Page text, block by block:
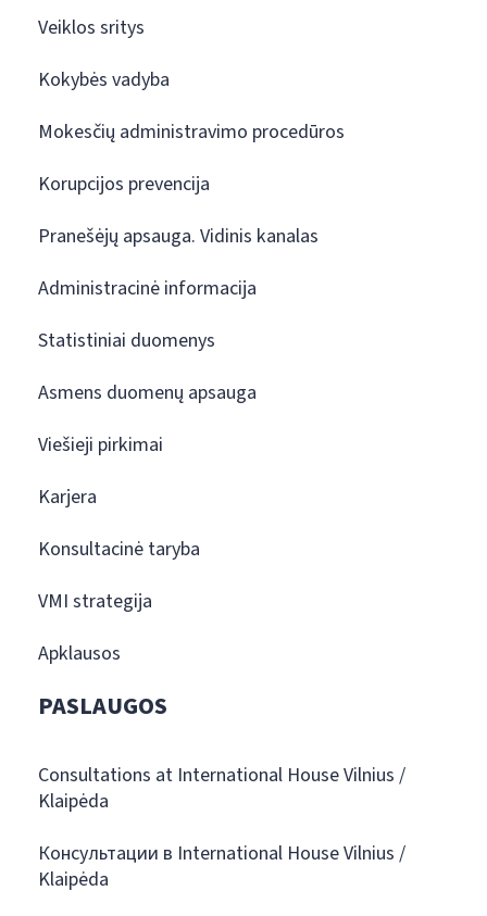
Veiklos sritys
Kokybės vadyba
Mokesčių administravimo procedūros
Korupcijos prevencija
Pranešėjų apsauga. Vidinis kanalas
Administracinė informacija
Statistiniai duomenys
Asmens duomenų apsauga
Viešieji pirkimai
Karjera
Konsultacinė taryba
VMI strategija
Apklausos
PASLAUGOS
Consultations at International House Vilnius /
Klaipėda
Консультации в International House Vilnius /
Klaipėda